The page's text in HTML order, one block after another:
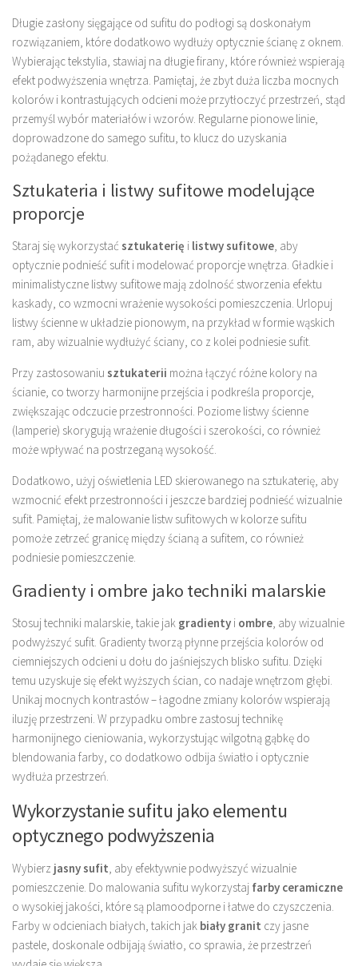
Długie zasłony sięgające od sufitu do podłogi są doskonałym
rozwiązaniem, które dodatkowo wydłuży optycznie ścianę z oknem.
Wybierając tekstylia, stawiaj na długie firany, które również wspierają
efekt podwyższenia wnętrza. Pamiętaj, że zbyt duża liczba mocnych
kolorów i kontrastujących odcieni może przytłoczyć przestrzeń, stąd
przemyśl wybór materiałów i wzorów. Regularne pionowe linie,
doprowadzone do samego sufitu, to klucz do uzyskania
pożądanego efektu.
Sztukateria i listwy sufitowe modelujące
proporcje
Staraj się wykorzystać sztukaterię i listwy sufitowe, aby
optycznie podnieść sufit i modelować proporcje wnętrza. Gładkie i
minimalistyczne listwy sufitowe mają zdolność stworzenia efektu
kaskady, co wzmocni wrażenie wysokości pomieszczenia. Urlopuj
listwy ścienne w układzie pionowym, na przykład w formie wąskich
ram, aby wizualnie wydłużyć ściany, co z kolei podniesie sufit.
Przy zastosowaniu sztukaterii można łączyć różne kolory na
ścianie, co tworzy harmonijne przejścia i podkreśla proporcje,
zwiększając odczucie przestronności. Poziome listwy ścienne
(lamperie) skorygują wrażenie długości i szerokości, co również
może wpływać na postrzeganą wysokość.
Dodatkowo, użyj oświetlenia LED skierowanego na sztukaterię, aby
wzmocnić efekt przestronności i jeszcze bardziej podnieść wizualnie
sufit. Pamiętaj, że malowanie listw sufitowych w kolorze sufitu
pomoże zetrzeć granicę między ścianą a sufitem, co również
podniesie pomieszczenie.
Gradienty i ombre jako techniki malarskie
Stosuj techniki malarskie, takie jak gradienty i ombre, aby wizualnie
podwyższyć sufit. Gradienty tworzą płynne przejścia kolorów od
ciemniejszych odcieni u dołu do jaśniejszych blisko sufitu. Dzięki
temu uzyskuje się efekt wyższych ścian, co nadaje wnętrzom głębi.
Unikaj mocnych kontrastów – łagodne zmiany kolorów wspierają
iluzję przestrzeni. W przypadku ombre zastosuj technikę
harmonijnego cieniowania, wykorzystując wilgotną gąbkę do
blendowania farby, co dodatkowo odbija światło i optycznie
wydłuża przestrzeń.
Wykorzystanie sufitu jako elementu
optycznego podwyższenia
Wybierz jasny sufit, aby efektywnie podwyższyć wizualnie
pomieszczenie. Do malowania sufitu wykorzystaj farby ceramiczne
o wysokiej jakości, które są plamoodporne i łatwe do czyszczenia.
Farby w odcieniach białych, takich jak biały granit czy jasne
pastele, doskonale odbijają światło, co sprawia, że przestrzeń